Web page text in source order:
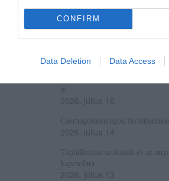
CONFIRM
Data Deletion Data Access
Konyhabútor választása – a
2026. július 26
2026. július 20
bi...
2026. július 16
Csomagolóanyagok
2026. július 14
Táplálkozási szokások és az
kapcsolata
2026. július 13